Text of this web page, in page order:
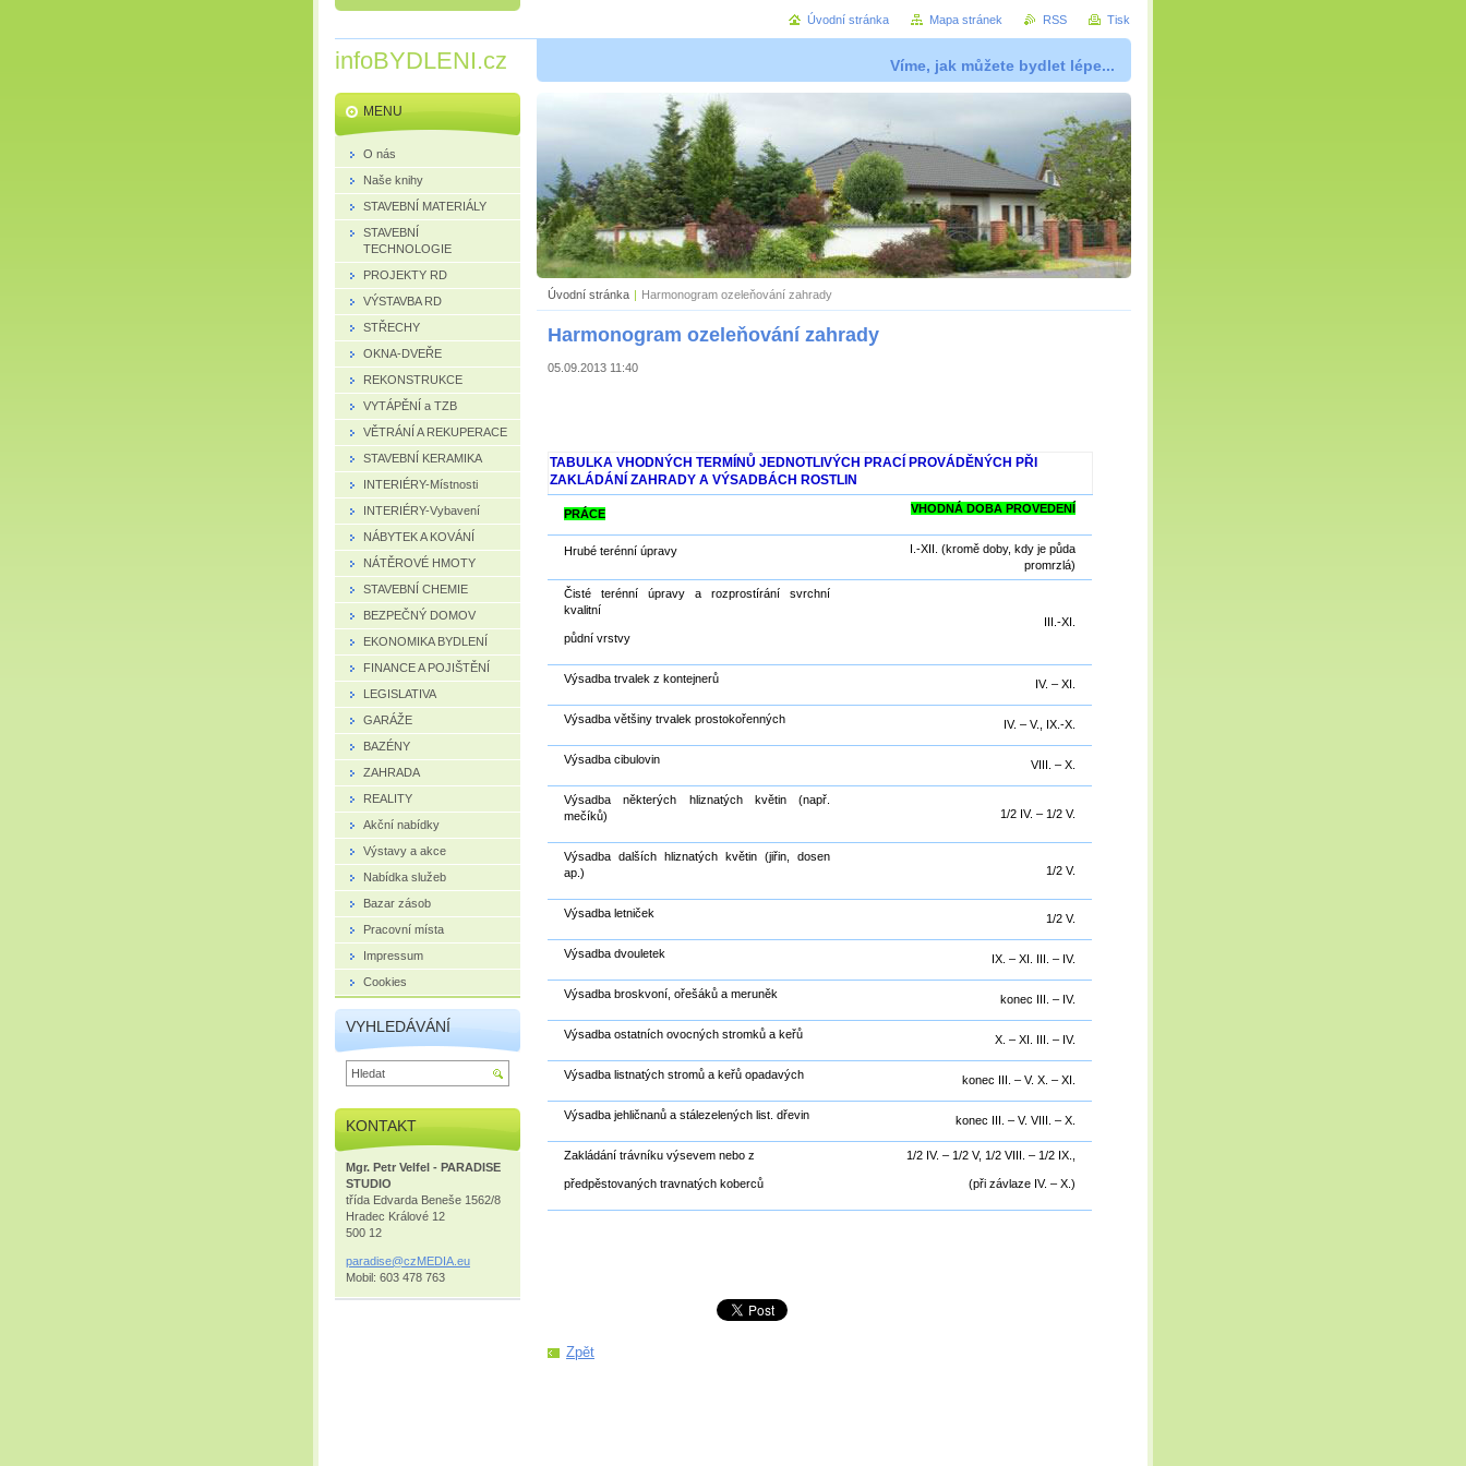
infoBYDLENI.cz Víme, jak můžete bydlet lépe...
Úvodní stránka | Harmonogram ozeleňování zahrady
Harmonogram ozeleňování zahrady
05.09.2013 11:40
TABULKA VHODNÝCH TERMÍNŮ JEDNOTLIVÝCH PRACÍ PROVÁDĚNÝCH PŘI
ZAKLÁDÁNÍ ZAHRADY A VÝSADBÁCH ROSTLIN
PRÁCE VHODNÁ DOBA PROVEDENÍ
Hrubé terénní úpravy
I.-XII. (kromě doby, kdy je půda
promrzlá)
Čisté terénní úpravy a rozprostírání svrchní
kvalitní
půdní vrstvy
III.-XI.
Výsadba trvalek z kontejnerů IV. – XI.
Výsadba většiny trvalek prostokořenných IV. – V., IX.-X.
Výsadba cibulovin VIII. – X.
Výsadba některých hliznatých květin (např.
mečíků)
1/2 IV. – 1/2 V.
Výsadba dalších hliznatých květin (jiřin, dosen
ap.)
1/2 V.
Výsadba letniček 1/2 V.
Výsadba dvouletek IX. – XI. III. – IV.
Výsadba broskvoní, ořešáků a meruněk konec III. – IV.
Výsadba ostatních ovocných stromků a keřů X. – XI. III. – IV.
Výsadba listnatých stromů a keřů opadavých konec III. – V. X. – XI.
Výsadba jehličnanů a stálezelených list. dřevin konec III. – V. VIII. – X.
Zakládání trávníku výsevem nebo z
předpěstovaných travnatých koberců
1/2 IV. – 1/2 V, 1/2 VIII. – 1/2 IX.,
(při závlaze IV. – X.)
Zpět
MENU
O nás
Naše knihy
STAVEBNÍ MATERIÁLY
STAVEBNÍ
TECHNOLOGIE
PROJEKTY RD
VÝSTAVBA RD
STŘECHY
OKNA-DVEŘE
REKONSTRUKCE
VYTÁPĚNÍ a TZB
VĚTRÁNÍ A REKUPERACE
STAVEBNÍ KERAMIKA
INTERIÉRY-Místnosti
INTERIÉRY-Vybavení
NÁBYTEK A KOVÁNÍ
NÁTĚROVÉ HMOTY
STAVEBNÍ CHEMIE
BEZPEČNÝ DOMOV
EKONOMIKA BYDLENÍ
FINANCE A POJIŠTĚNÍ
LEGISLATIVA
GARÁŽE
BAZÉNY
ZAHRADA
REALITY
Akční nabídky
Výstavy a akce
Nabídka služeb
Bazar zásob
Pracovní místa
Impressum
Cookies
VYHLEDÁVÁNÍ
KONTAKT
Mgr. Petr Velfel - PARADISE
STUDIO
třída Edvarda Beneše 1562/8
Hradec Králové 12
500 12
paradise@czMEDIA .eu
Mobil: 603 478 763
Úvodní stránka Mapa stránek RSS Tisk